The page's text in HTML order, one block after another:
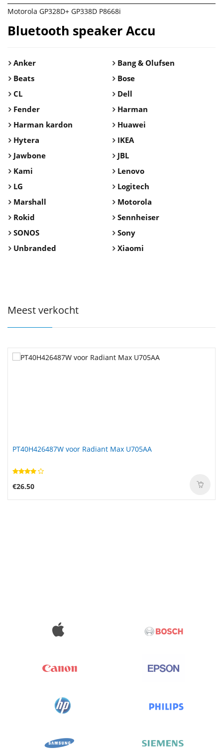
Motorola GP328D+ GP338D P8668i
Bluetooth speaker Accu
Anker
Bang & Olufsen
Beats
Bose
CL
Dell
Fender
Harman
Harman kardon
Huawei
Hytera
IKEA
Jawbone
JBL
Kami
Lenovo
LG
Logitech
Marshall
Motorola
Rokid
Sennheiser
SONOS
Sony
Unbranded
Xiaomi
Meest verkocht
PT40H426487W voor Radiant Max U705AA
€26.50
593553-001 voor HP Pavilion DM4
€96.24